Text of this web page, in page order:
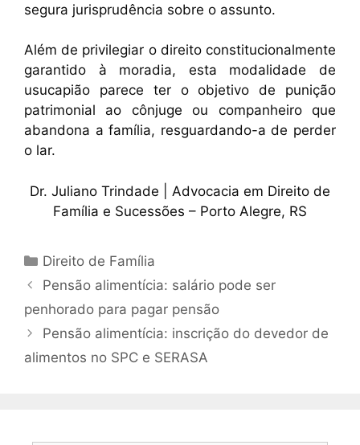
segura jurisprudência sobre o assunto.
Além de privilegiar o direito constitucionalmente
garantido à moradia, esta modalidade de
usucapião parece ter o objetivo de punição
patrimonial ao cônjuge ou companheiro que
abandona a família, resguardando-a de perder
o lar.
Dr. Juliano Trindade | Advocacia em Direito de
Família e Sucessões – Porto Alegre, RS
Direito de Família
Pensão alimentícia: salário pode ser
penhorado para pagar pensão
Pensão alimentícia: inscrição do devedor de
alimentos no SPC e SERASA